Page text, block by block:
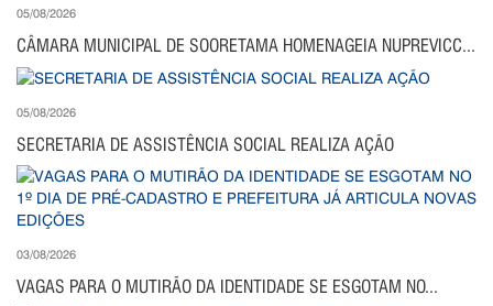
05/08/2026
CÂMARA MUNICIPAL DE SOORETAMA HOMENAGEIA NUPREVICC...
05/08/2026
SECRETARIA DE ASSISTÊNCIA SOCIAL REALIZA AÇÃO
03/08/2026
VAGAS PARA O MUTIRÃO DA IDENTIDADE SE ESGOTAM NO...